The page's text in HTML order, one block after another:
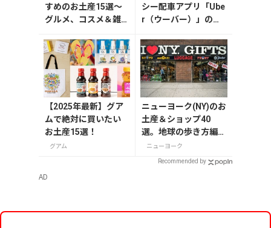
すめのお土産15選～
グルメ、コスメ＆雑
シー配車アプリ「Ube
r（ウーバー）」の登
【2025年最新】グア
ムで絶対に買いたい
お土産15選！
グアム
ニューヨーク(NY)のお
土産＆ショップ40
選。地球の歩き方編集
者セレクト！
ニューヨーク
Recommended by
AD